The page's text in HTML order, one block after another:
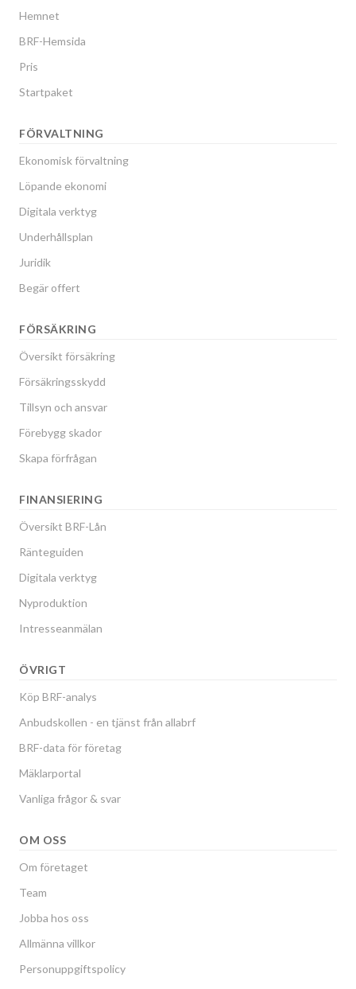
Hemnet
BRF-Hemsida
Pris
Startpaket
FÖRVALTNING
Ekonomisk förvaltning
Löpande ekonomi
Digitala verktyg
Underhållsplan
Juridik
Begär offert
FÖRSÄKRING
Översikt försäkring
Försäkringsskydd
Tillsyn och ansvar
Förebygg skador
Skapa förfrågan
FINANSIERING
Översikt BRF-Lån
Ränteguiden
Digitala verktyg
Nyproduktion
Intresseanmälan
ÖVRIGT
Köp BRF-analys
Anbudskollen - en tjänst från allabrf
BRF-data för företag
Mäklarportal
Vanliga frågor & svar
OM OSS
Om företaget
Team
Jobba hos oss
Allmänna villkor
Personuppgiftspolicy